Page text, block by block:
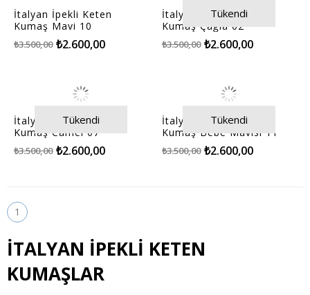
İtalyan İpekli Keten
Kumaş Mavi 10
₺2.600,00
₺3.500,00
Tükendi
İtalyan İpekli Keten
Kumaş Çağla 02
₺2.600,00
₺3.500,00
Tükendi
İtalyan İpekli Keten
Kumaş Camel 07
₺2.600,00
₺3.500,00
Tükendi
İtalyan İpekli Keten
Kumaş Bebe Mavisi 11
₺2.600,00
₺3.500,00
1
İTALYAN İPEKLİ KETEN
KUMAŞLAR